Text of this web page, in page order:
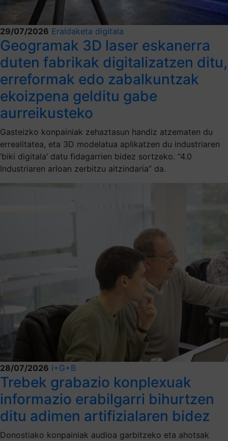
29/07/2026 Eraldaketa digitala
Geogramak 3D laser eskanerra
duten fabrikak digitalizatzen ditu,
erreformak edo zabalkuntzak
ekoizpena gelditu gabe
aurreikusteko
Gasteizko konpainiak zehaztasun handiz atzematen du
errealitatea, eta 3D modelatua aplikatzen du industriaren
‘biki digitala’ datu fidagarrien bidez sortzeko. “4.0
Industriaren arloan zerbitzu aitzindaria” da.
28/07/2026 I+G+B
Trebek grabazio konplexuak
informazio erabilgarri bihurtzen
ditu adimen artifizialaren bidez
Donostiako konpainiak audioa garbitzeko eta ahotsak